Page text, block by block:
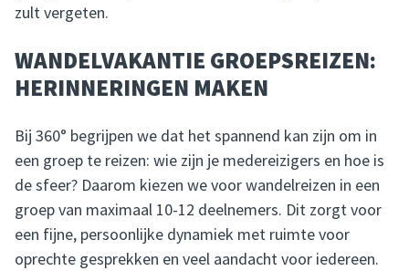
zult vergeten.
WANDELVAKANTIE GROEPSREIZEN:
HERINNERINGEN MAKEN
Bij 360° begrijpen we dat het spannend kan zijn om in
een groep te reizen: wie zijn je medereizigers en hoe is
de sfeer? Daarom kiezen we voor wandelreizen in een
groep van maximaal 10-12 deelnemers. Dit zorgt voor
een fijne, persoonlijke dynamiek met ruimte voor
oprechte gesprekken en veel aandacht voor iedereen.